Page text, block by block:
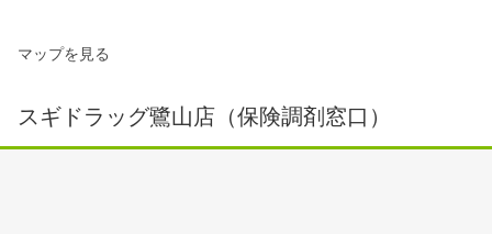
マップを見る
スギドラッグ鷺山店（保険調剤窓口）